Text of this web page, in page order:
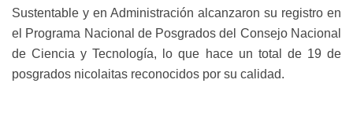
Sustentable y en Administración alcanzaron su registro en
el Programa Nacional de Posgrados del Consejo Nacional
de Ciencia y Tecnología, lo que hace un total de 19 de
posgrados nicolaitas reconocidos por su calidad.